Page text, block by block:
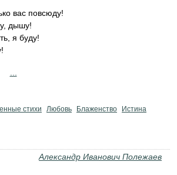
вас повсюду!
дышу!
я буду!
стихи Любовь Блаженство Истина
Александр Иванович Полежаев